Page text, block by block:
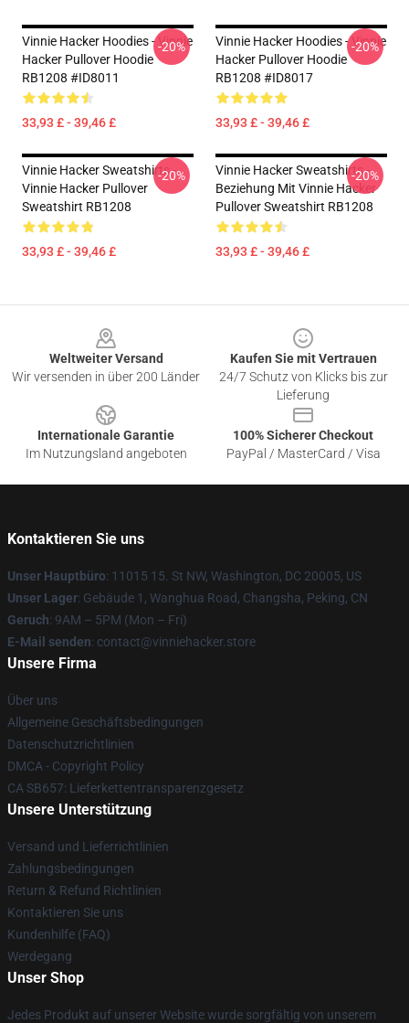
Vinnie Hacker Hoodies - Vinnie
Hacker Pullover Hoodie
RB1208 #ID8011
33,93 £ - 39,46 £
-20%
Vinnie Hacker Hoodies - Vinnie
Hacker Pullover Hoodie
RB1208 #ID8017
33,93 £ - 39,46 £
-20%
Vinnie Hacker Sweatshirts -
Vinnie Hacker Pullover
Sweatshirt RB1208
33,93 £ - 39,46 £
-20%
Vinnie Hacker Sweatshirts -
Beziehung Mit Vinnie Hacker
Pullover Sweatshirt RB1208
33,93 £ - 39,46 £
-20%
Weltweiter Versand
Wir versenden in über 200 Länder
Kaufen Sie mit Vertrauen
24/7 Schutz von Klicks bis zur
Lieferung
Internationale Garantie
Im Nutzungsland angeboten
100% Sicherer Checkout
PayPal / MasterCard / Visa
Kontaktieren Sie uns
Unser Hauptbüro: 11015 15. St NW, Washington, DC 20005, US
Unser Lager: Gebäude 1, Wanghua Road, Changsha, Peking, CN
Geruch: 9AM – 5PM (Mon – Fri)
E-Mail senden: contact@vinniehacker.store
Unsere Firma
Über uns
Allgemeine Geschäftsbedingungen
Datenschutzrichtlinien
DMCA - Copyright Policy
CA SB657: Lieferkettentransparenzgesetz
Unsere Unterstützung
Versand und Lieferrichtlinien
Zahlungsbedingungen
Return & Refund Richtlinien
Kontaktieren Sie uns
Kundenhilfe (FAQ)
Werdegang
Unser Shop
Jedes Produkt auf unserer Website wurde sorgfältig von unserem